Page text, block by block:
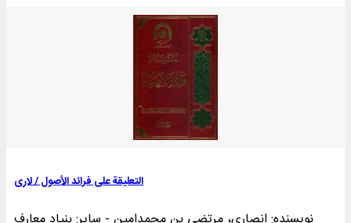
التعلیقة علی فرائد الأصول / لاری